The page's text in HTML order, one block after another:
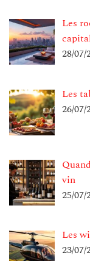
Les
28/07/
Les
26/07/
vin
25/07/
Les
23/07/